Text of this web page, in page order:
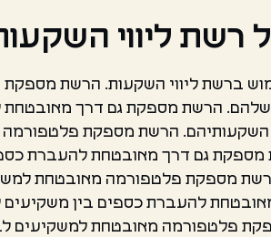
רשת ליווי
ברשת ליווי השקעות. הרשת
הרשת מספקת גם דרך מאובטחת
השקעותיהם. הרשת מספקת
גם דרך מאובטחת להעברת
מספקת פלטפורמה מאובטחת
להעברת כספים בין משקיעים
פלטפורמה מאובטחת למשקיעים